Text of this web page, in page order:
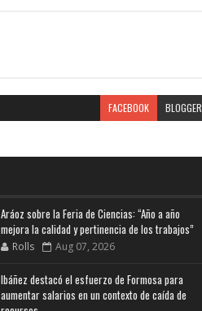
FACEBOOK BLOGGER
Aráoz sobre la Feria de Ciencias: “Año a año
mejora la calidad y pertinencia de los trabajos”
Rolls Aug 07, 2026
Ibáñez destacó el esfuerzo de Formosa para
aumentar salarios en un contexto de caída de